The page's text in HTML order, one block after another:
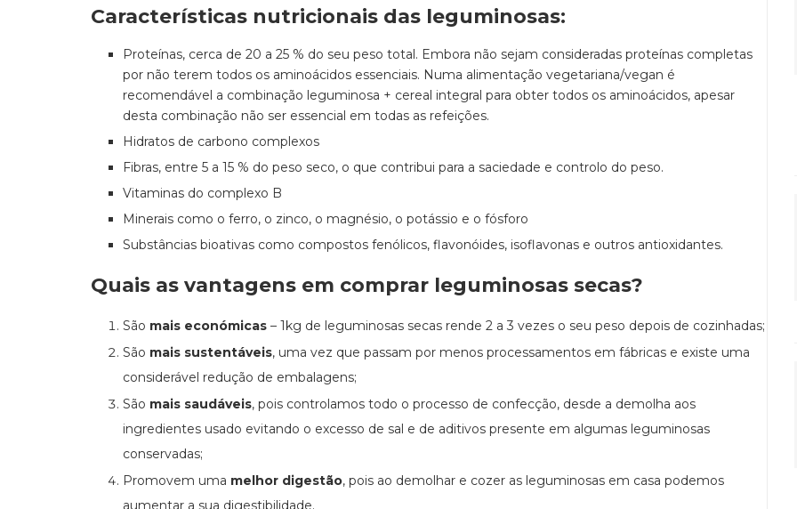
Características nutricionais das leguminosas:
Proteínas, cerca de 20 a 25 % do seu peso total. Embora não sejam consideradas proteínas completas
por não terem todos os aminoácidos essenciais. Numa alimentação vegetariana/vegan é
recomendável a combinação leguminosa + cereal integral para obter todos os aminoácidos, apesar
desta combinação não ser essencial em todas as refeições.
Hidratos de carbono complexos
Fibras, entre 5 a 15 % do peso seco, o que contribui para a saciedade e controlo do peso.
Vitaminas do complexo B
Minerais como o ferro, o zinco, o magnésio, o potássio e o fósforo
Substâncias bioativas como compostos fenólicos, flavonóides, isoflavonas e outros antioxidantes.
Quais as vantagens em comprar leguminosas secas?
São mais económicas – 1kg de leguminosas secas rende 2 a 3 vezes o seu peso depois de cozinhadas;
São mais sustentáveis, uma vez que passam por menos processamentos em fábricas e existe uma
considerável redução de embalagens;
São mais saudáveis, pois controlamos todo o processo de confecção, desde a demolha aos
ingredientes usado evitando o excesso de sal e de aditivos presente em algumas leguminosas
conservadas;
Promovem uma melhor digestão, pois ao demolhar e cozer as leguminosas em casa podemos
aumentar a sua digestibilidade.